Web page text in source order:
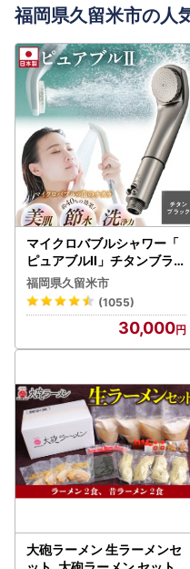
福岡県久留米市の人
マイクロバブルシャワー「
ピュアブルⅡ」チタンブラッ
ク _シャワーヘッド 〔Qx01
5〕
福岡県久留米市
(1055)
30,000
大砲ラーメン 生ラーメンセ